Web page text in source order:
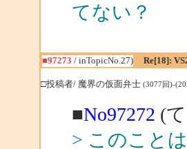
てない？
■97273 / inTopicNo.27) Re[18]:
□投稿者/ 魔界の仮面弁士 (3077回)-
■No97272 (
> このこと